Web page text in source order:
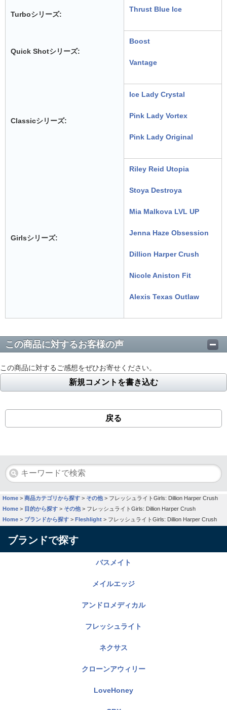
Turboシリーズ:
Thrust Blue Ice
Quick Shotシリーズ:
Boost
Vantage
Classicシリーズ:
Ice Lady Crystal
Pink Lady Vortex
Pink Lady Original
Girlsシリーズ:
Riley Reid Utopia
Stoya Destroya
Mia Malkova LVL UP
Jenna Haze Obsession
Dillion Harper Crush
Nicole Aniston Fit
Alexis Texas Outlaw
この商品に対するお客様の声
この商品に対するご感想をぜひお寄せください。
新規コメントを書き込む
戻る
Home > 商品カテゴリから探す > その他 > フレッシュライトGirls: Dillion Harper Crush
Home > 目的から探す > その他 > フレッシュライトGirls: Dillion Harper Crush
Home > ブランドから探す > Fleshlight > フレッシュライトGirls: Dillion Harper Crush
ブランドで探す
バスメイト
メイルエッジ
アンドロメディカル
フレッシュライト
ネクサス
クローンアウィリー
LoveHoney